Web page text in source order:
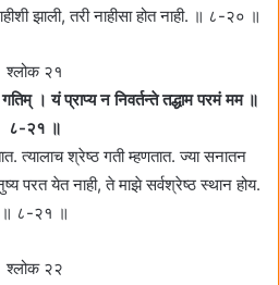
झाली, तरी नाहीसा होत नाही. ॥ ८-२० ॥
श्लोक २१
। यं प्राप्य न निवर्तन्ते तद्धाम परमं मम ॥
८-२१ ॥
त्यालाच श्रेष्ठ गती म्हणतात. ज्या सनातन
परत येत नाही, ते माझे सर्वश्रेष्ठ स्थान होय.
॥ ८-२१ ॥
श्लोक २२